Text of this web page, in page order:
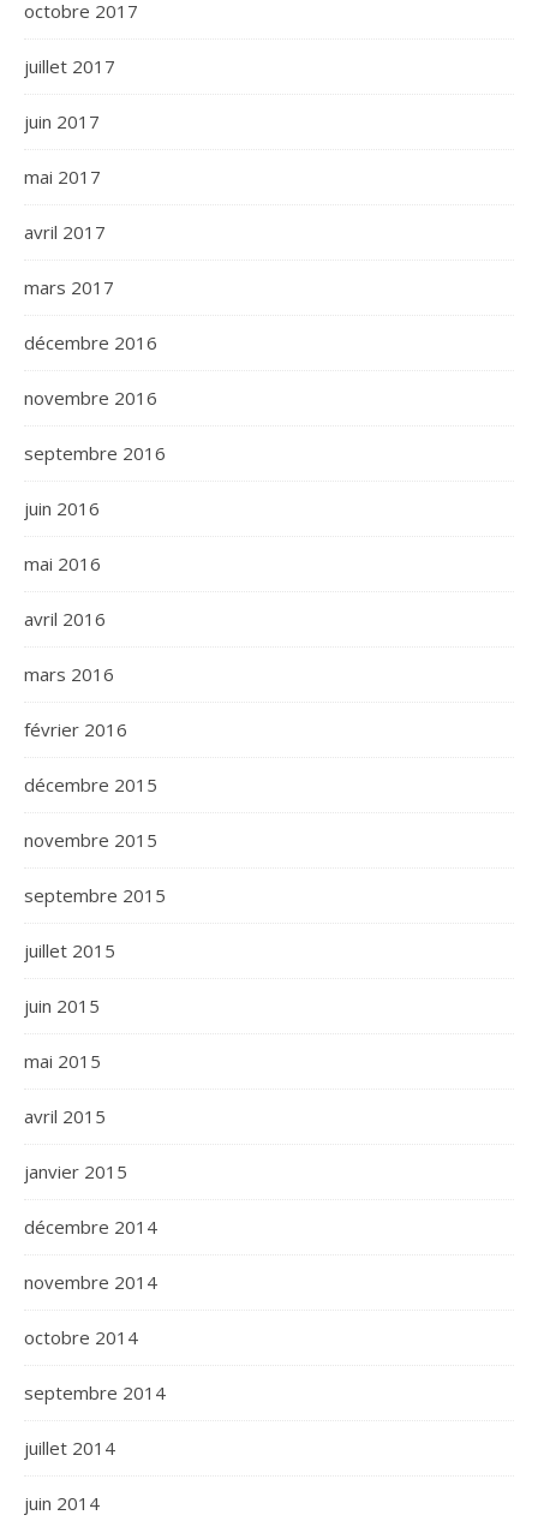
octobre 2017
juillet 2017
juin 2017
mai 2017
avril 2017
mars 2017
décembre 2016
novembre 2016
septembre 2016
juin 2016
mai 2016
avril 2016
mars 2016
février 2016
décembre 2015
novembre 2015
septembre 2015
juillet 2015
juin 2015
mai 2015
avril 2015
janvier 2015
décembre 2014
novembre 2014
octobre 2014
septembre 2014
juillet 2014
juin 2014